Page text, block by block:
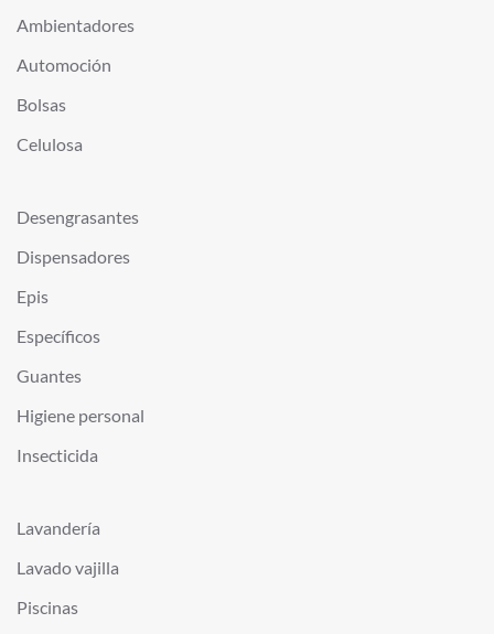
Ambientadores
Automoción
Bolsas
Celulosa
Desengrasantes
Dispensadores
Epis
Específicos
Guantes
Higiene personal
Insecticida
Lavandería
Lavado vajilla
Piscinas